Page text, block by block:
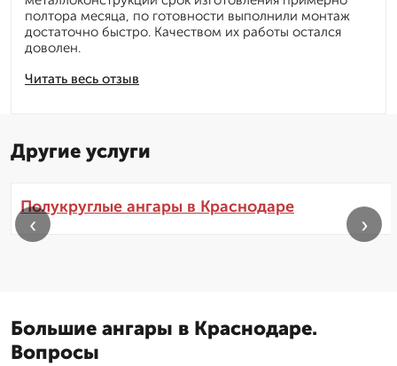
Читать весь отзыв
полтора месяца, по готовности выполнили монтаж
достаточно быстро. Качеством их работы остался
доволен.
Другие услуги
Полукруглые ангары в Краснодаре
‹ ›
Большие ангары в Краснодаре.
Вопросы